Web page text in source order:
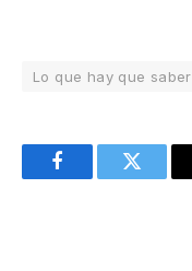
Lo que hay que saber
FacebookTwitter